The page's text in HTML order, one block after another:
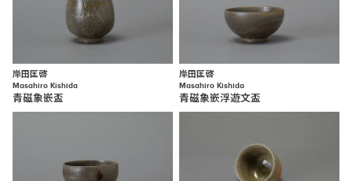
岸田匡啓
Masahiro Kishida
青磁象嵌盃
岸田匡啓
Masahiro Kishida
青磁象嵌浮遊文盃